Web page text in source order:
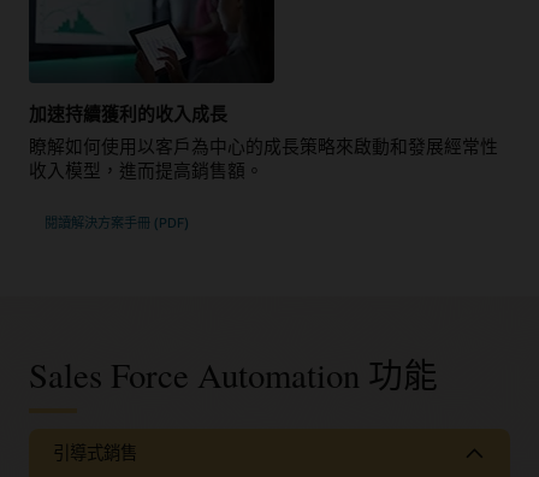
加速持續獲利的收入成長
瞭解如何使用以客戶為中心的成長策略來啟動和發展經常性
收入模型，進而提高銷售額。
閱讀解決方案手冊 (PDF)
Sales Force Automation 功能
引導式銷售